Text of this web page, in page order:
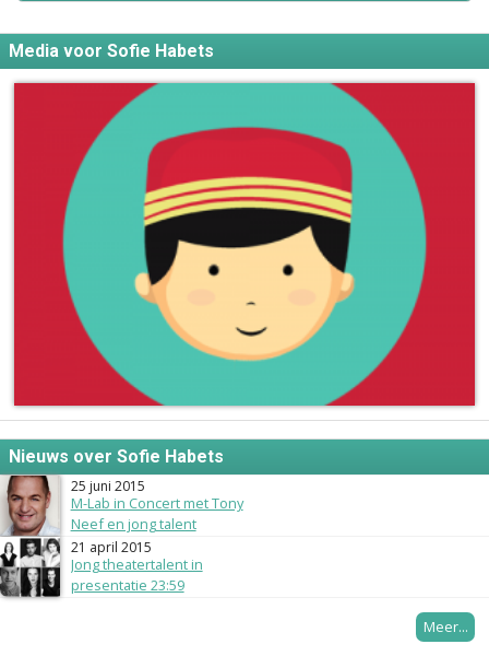
Media voor Sofie Habets
Nieuws over Sofie Habets
25 juni 2015
M-Lab in Concert met Tony
Neef en jong talent
21 april 2015
Jong theatertalent in
presentatie 23:59
Meer...